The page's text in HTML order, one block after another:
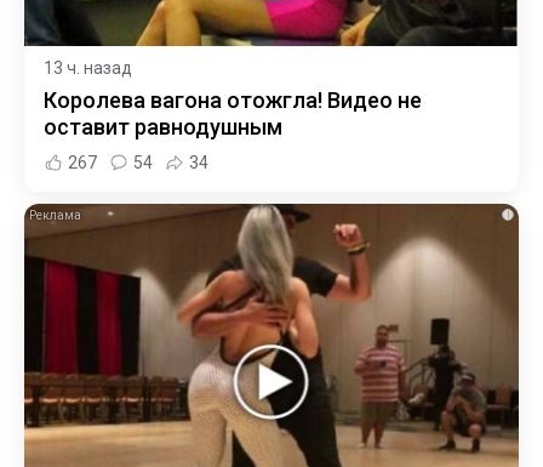
13 ч. назад
Королева вагона отожгла! Видео не
оставит равнодушным
267 54 34
i